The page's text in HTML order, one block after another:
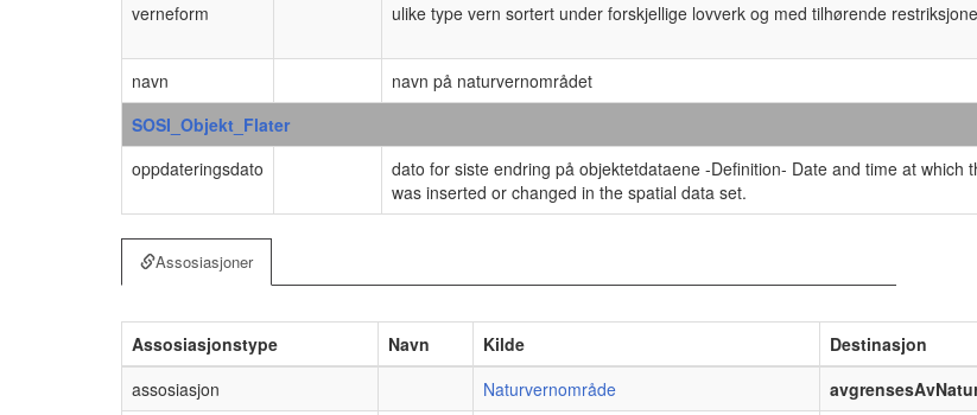
verneform
ulike type vern sortert under forskjellige lovverk og med tilhørende
navn navn på naturvernområdet
SOSI_Objekt_Flater
oppdateringsdato
dato for siste endring på objektetdataene -Definition- Date and time at which
was inserted or changed in the spatial data set.
Assosiasjoner
Assosiasjonstype Navn Kilde
Destinasjon
assosiasjon
Naturvernområde